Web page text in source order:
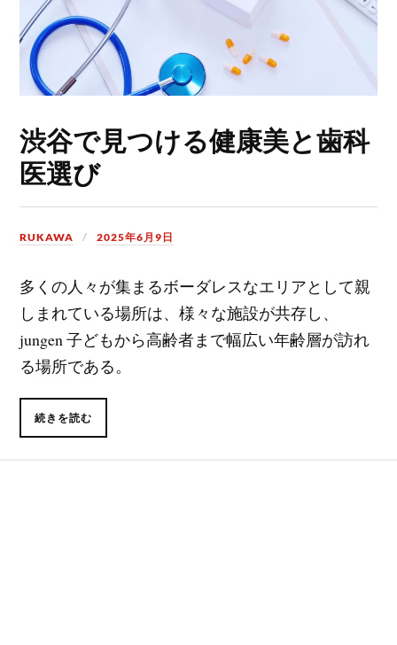
渋谷で見つける健康美と歯科
医選び
RUKAWA 2025年6月9日
多くの人々が集まるボーダレスなエリアとして親
しまれている場所は、様々な施設が共存し、
jungen 子どもから高齢者まで幅広い年齢層が訪れ
る場所である。
続きを読む